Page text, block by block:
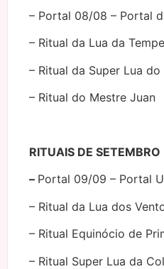
– Portal 08/08 – Portal
– Ritual da Lua da
– Ritual da Super Lua do
– Ritual do Mestre Juan
RITUAIS DE SETEMBRO
– Portal 09/09 – Portal
– Ritual da Lua dos
– Ritual Equinócio de
– Ritual Super Lua da